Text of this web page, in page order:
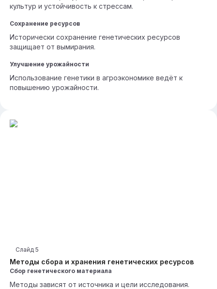
культур и устойчивость к стрессам.
Сохранение ресурсов
Исторически сохранение генетических ресурсов
защищает от вымирания.
Улучшение урожайности
Использование генетики в агроэкономике ведёт к
повышению урожайности.
Методы сбора и хранения генетических ресурсов
Слайд 5
Сбор генетического материала
Методы зависят от источника и цели исследования.